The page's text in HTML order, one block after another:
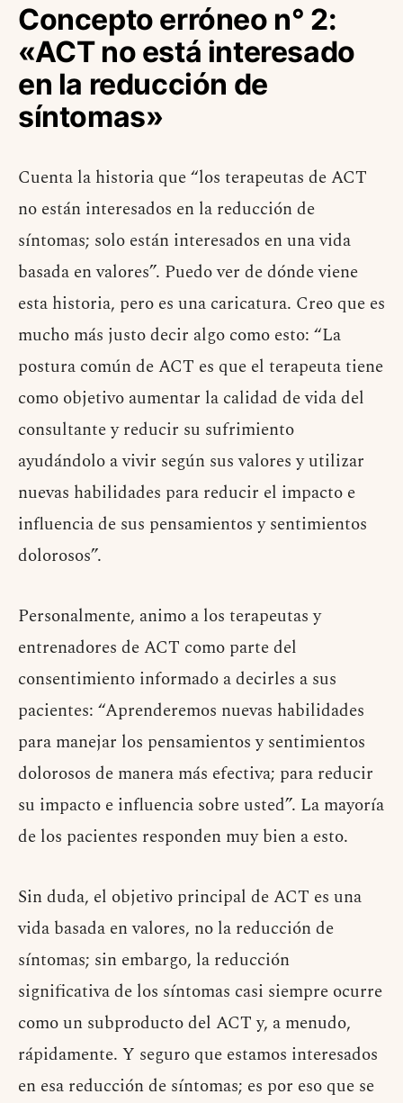
Concepto erróneo n° 2:
«ACT no está interesado
en la reducción de
síntomas»
Cuenta la historia que “los terapeutas de ACT
no están interesados ​​en la reducción de
síntomas; solo están interesados ​​en una vida
basada en valores”. Puedo ver de dónde viene
esta historia, pero es una caricatura. Creo que es
mucho más justo decir algo como esto: “La
postura común de ACT es que el terapeuta tiene
como objetivo aumentar la calidad de vida del
consultante y reducir su sufrimiento
ayudándolo a vivir según sus valores y utilizar
nuevas habilidades para reducir el impacto e
influencia de sus pensamientos y sentimientos
dolorosos”.
Personalmente, animo a los terapeutas y
entrenadores de ACT como parte del
consentimiento informado a decirles a sus
pacientes: “Aprenderemos nuevas habilidades
para manejar los pensamientos y sentimientos
dolorosos de manera más efectiva; para reducir
su impacto e influencia sobre usted”. La mayoría
de los pacientes responden muy bien a esto.
Sin duda, el objetivo principal de ACT es una
vida basada en valores, no la reducción de
síntomas; sin embargo, la reducción
significativa de los síntomas casi siempre ocurre
como un subproducto del ACT y, a menudo,
rápidamente. Y seguro que estamos interesados ​​
en esa reducción de síntomas; es por eso que se